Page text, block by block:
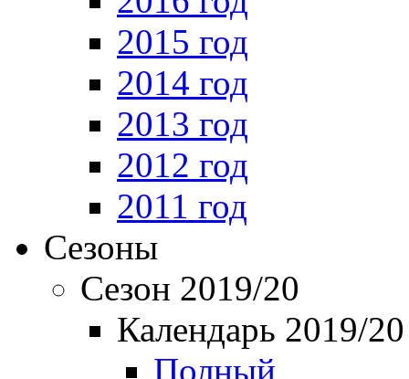
2015 год
2014 год
2013 год
2012 год
2011 год
Сезоны
Сезон 2019/20
Календарь 2019/20
Полный